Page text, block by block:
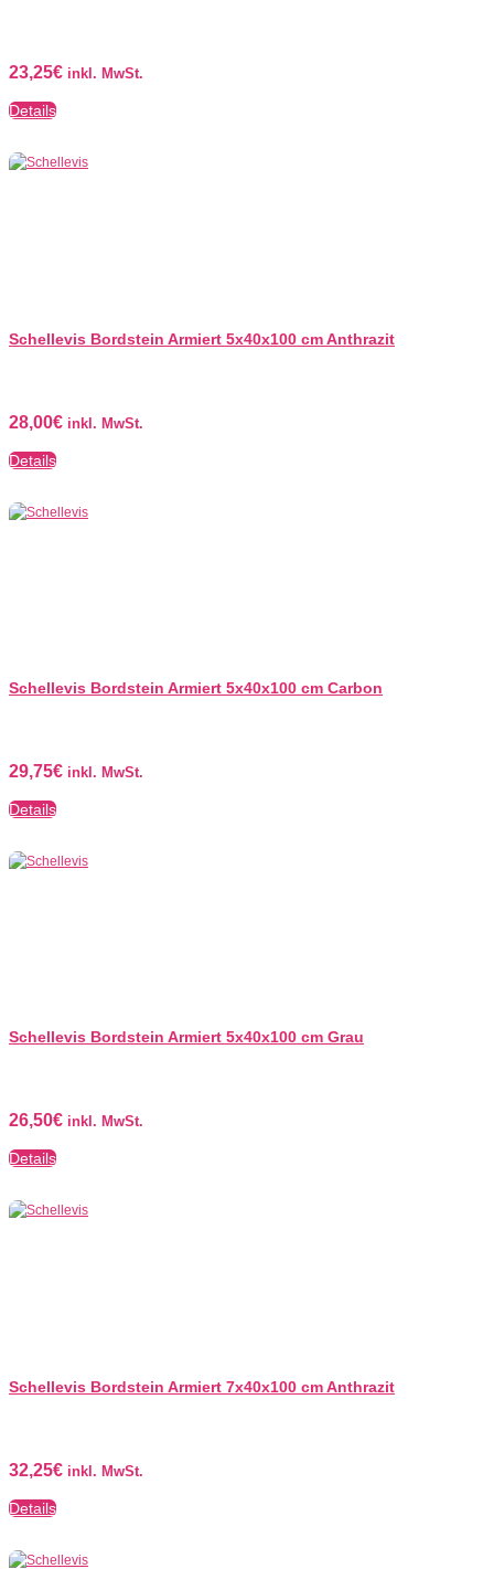
23,25€ inkl. MwSt.
Details
Schellevis Bordstein Armiert 5x40x100 cm Anthrazit
28,00€ inkl. MwSt.
Details
Schellevis Bordstein Armiert 5x40x100 cm Carbon
29,75€ inkl. MwSt.
Details
Schellevis Bordstein Armiert 5x40x100 cm Grau
26,50€ inkl. MwSt.
Details
Schellevis Bordstein Armiert 7x40x100 cm Anthrazit
32,25€ inkl. MwSt.
Details